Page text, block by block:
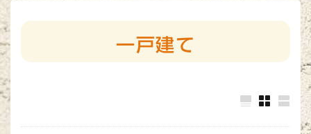
一戸建て